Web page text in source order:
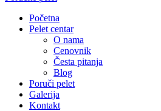
Početna
Pelet centar
O nama
Cenovnik
Česta pitanja
Blog
Poruči pelet
Galerija
Kontakt